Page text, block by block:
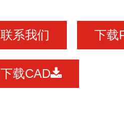
联系我们 下载
下载CAD